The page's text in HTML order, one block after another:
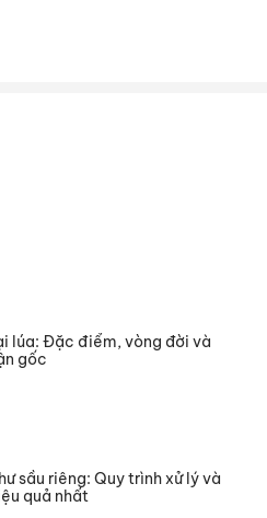
lúa: Đặc điểm, vòng đời và
gốc
sầu riêng: Quy trình xử lý và
quả nhất